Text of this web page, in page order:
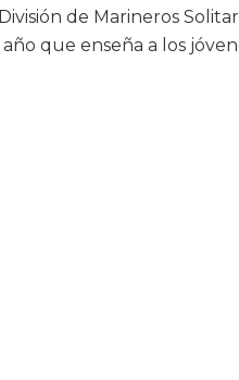
de Marineros
que enseña a los